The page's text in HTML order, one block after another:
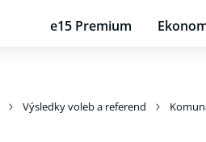
e15 Premium
Výsledky voleb a referend